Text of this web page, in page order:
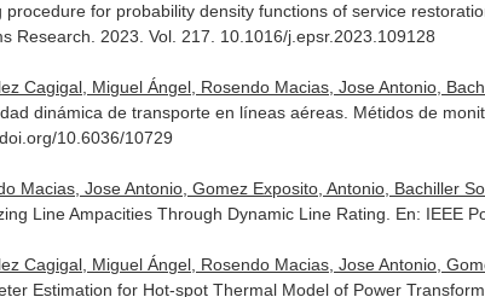
procedure for probability density functions of service
Research . 2023. Vol. 217. 10.1016/j.epsr.2023.109128
Cagigal, Miguel Ángel, Rosendo Macias, Jose Antonio,
dinámica de transporte en líneas aéreas. Métidos de
10.6036/10729
Macias, Jose Antonio, Gomez Exposito, Antonio, Bachiller
Line Ampacities Through Dynamic Line Rating. En: IEEE
Cagigal, Miguel Ángel, Rosendo Macias, Jose Antonio,
Estimation for Hot-spot Thermal Model of Power